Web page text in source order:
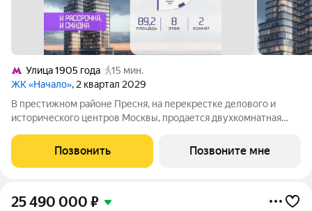
Улица 1905 года
15 мин.
ЖК «Начало», 2 квартал 2029
В престижном районе Пресня, на перекрестке делового и
исторического центров Москвы, продается двухкомнатная
находится на 8 этаже 24-этажного дома, в новом элитном
жилом комплексе «Начало» от
Позвонить Позвоните мне
25 490 000 ₽